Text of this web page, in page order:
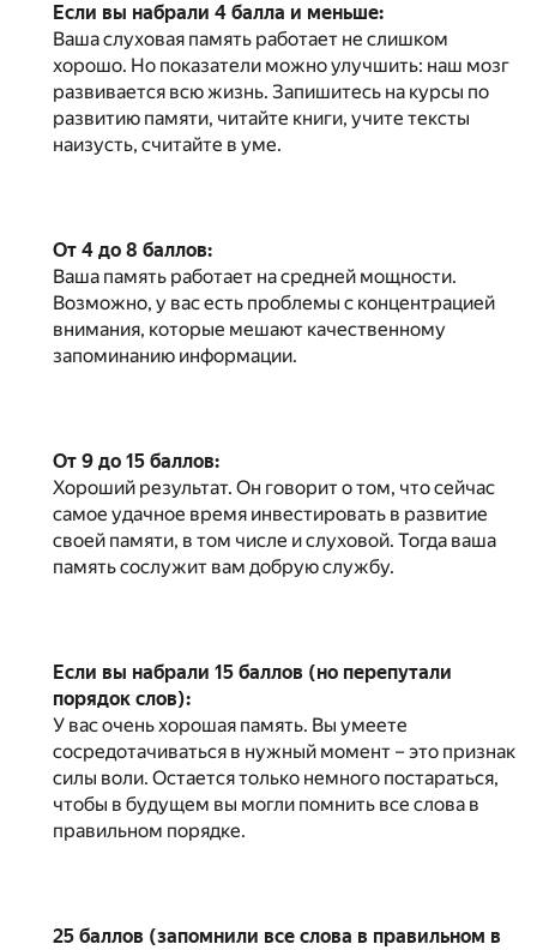
Если вы набрали 4 балла и меньше:
Ваша слуховая память работает не слишком
хорошо. Но показатели можно улучшить: наш мозг
развивается всю жизнь. Запишитесь на курсы по
развитию памяти, читайте книги, учите тексты
наизусть, считайте в уме.
От 4 до 8 баллов:
Ваша память работает на средней мощности.
Возможно, у вас есть проблемы с концентрацией
внимания, которые мешают качественному
запоминанию информации.
От 9 до 15 баллов:
Хороший результат. Он говорит о том, что сейчас
самое удачное время инвестировать в развитие
своей памяти, в том числе и слуховой. Тогда ваша
память сослужит вам добрую службу.
Если вы набрали 15 баллов (но перепутали
порядок слов):
У вас очень хорошая память. Вы умеете
сосредотачиваться в нужный момент – это признак
силы воли. Остается только немного постараться,
чтобы в будущем вы могли помнить все слова в
правильном порядке.
25 баллов (запомнили все слова в правильном в